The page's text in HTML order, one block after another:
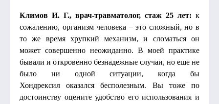
Климов И. Г., врач-травматолог, стаж 25 лет: к
сожалению, организм человека – это сложный, но в
то же время хрупкий механизм, и сломаться он
может совершенно неожиданно. В моей практике
бывали и откровенно безнадежные случаи, но еще не
было ни одной ситуации, когда бы
Хондрексил оказался бесполезным. Вы тоже по
достоинству оцените удобство его использования и